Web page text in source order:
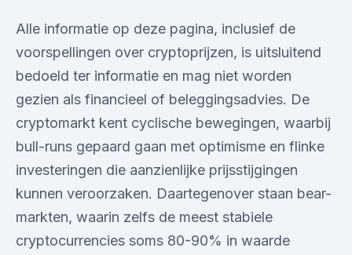
Alle informatie op deze pagina, inclusief de
voorspellingen over cryptoprijzen, is uitsluitend
bedoeld ter informatie en mag niet worden
gezien als financieel of beleggingsadvies. De
cryptomarkt kent cyclische bewegingen, waarbij
bull-runs gepaard gaan met optimisme en flinke
investeringen die aanzienlijke prijsstijgingen
kunnen veroorzaken. Daartegenover staan bear-
markten, waarin zelfs de meest stabiele
cryptocurrencies soms 80-90% in waarde